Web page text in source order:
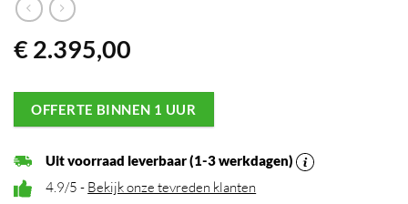
€2.395,00
OFFERTE BINNEN 1 UUR
Uit voorraad leverbaar (1-3 werkdagen)
4.9/5 - Bekijk onze tevreden klanten